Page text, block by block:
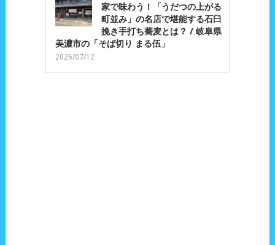
家で味わう！「うだつの上がる
町並み」の名店で堪能する石臼
挽き手打ち蕎麦とは？ / 岐阜県
美濃市の「そば切り まる伍」
2026/07/12